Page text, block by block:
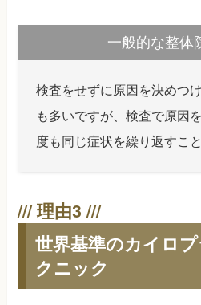
一般的な整体
検査をせずに原因を決めつ
も多いですが、検査で原因
度も同じ症状を繰り返すこ
世界基準のカイロ
クニック